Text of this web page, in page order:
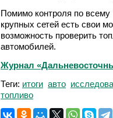
Помимо контроля по
крупных сетей есть свои
возможность проверить
автомобилей.
Журнал
Теги: итоги авто
топливо